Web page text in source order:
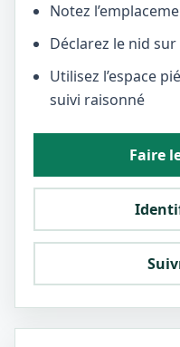
Notez
Déclarez le nid
Utilisez l’espace
suivi raisonné
Faire